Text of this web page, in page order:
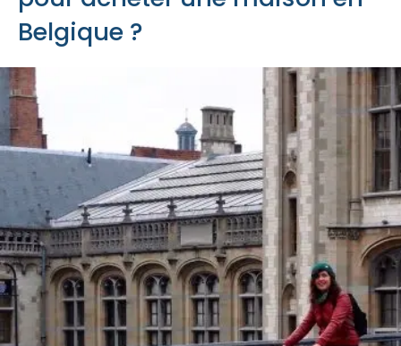
Belgique ?